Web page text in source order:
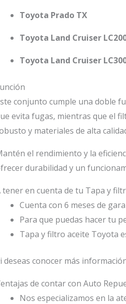
Toyota Prado TX
Toyota Land Cruiser
Toyota Land Cruiser
conjunto cumple una doble
evita fugas, mientras que el
y materiales de alta
el rendimiento y la
durabilidad y un
tener en cuenta de tu Tapa y
Cuenta con 6 meses de
Para que puedas hacer tu
Tapa y filtro aceite Toyota
deseas conocer más
de contar con Auto
Nos especializamos en la